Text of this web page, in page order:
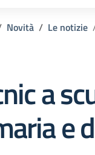
Novità Le notizie
a
e